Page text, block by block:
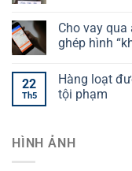
Cho vay qua
ghép hình
22
Th5
Hàng loạt
tội phạm
HÌNH ẢNH